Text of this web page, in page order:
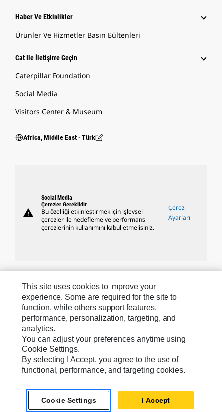
Haber Ve Etkinlikler
Ürünler Ve Hizmetler Basın Bültenleri
Cat Ile İletişime Geçin
Caterpillar Foundation
Social Media
Visitors Center & Museum
Africa, Middle East ‧ Türk
warning
Social Media
Çerezler Gereklidir
Bu özelliği etkinleştirmek için işlevsel
çerezler ile hedefleme ve performans
çerezlerinin kullanımını kabul etmelisiniz.
Çerez
Ayarları
Caterpillar.com
Caterpillar Müşteri Hizmetleri Ve Iletişim
Site Haritası
Cookie Settings
This site uses cookies to improve your
experience. Some are required for the site to
function, while others support features,
performance, personalization, targeting, and
analytics.
You can adjust your preferences anytime using
Cookie Settings.
By selecting I Accept, you agree to the use of
functional, performance, and targeting cookies.
Cookie Settings I Accept